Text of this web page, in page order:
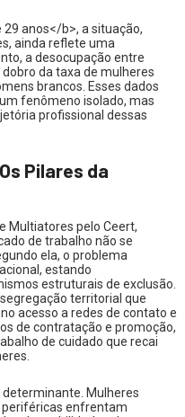
29 anos</b>, a situação,
ainda reflete uma
a desocupação entre
da taxa de mulheres
brancos. Esses dados
fenômeno isolado, mas
profissional dessas
Pilares da
Multiatores pelo Ceert,
de trabalho não se
ela, o problema
estando
estruturais de exclusão.
territorial que
acesso a redes de contato e
de contratação e promoção,
de cuidado que recai
Mulheres
periféricas enfrentam